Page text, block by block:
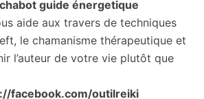
guide énergetique
aide aux travers de techniques
le chamanisme thérapeutique et
l’auteur de votre vie plutôt que
facebook.com/outilreiki